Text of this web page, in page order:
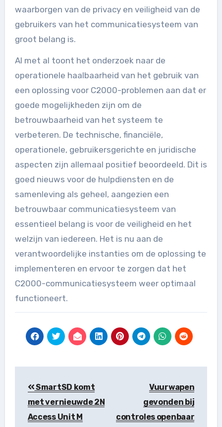
waarborgen van de privacy en veiligheid van de
gebruikers van het communicatiesysteem van
groot belang is.
Al met al toont het onderzoek naar de
operationele haalbaarheid van het gebruik van
een oplossing voor C2000-problemen aan dat er
goede mogelijkheden zijn om de
betrouwbaarheid van het systeem te
verbeteren. De technische, financiële,
operationele, gebruikersgerichte en juridische
aspecten zijn allemaal positief beoordeeld. Dit is
goed nieuws voor de hulpdiensten en de
samenleving als geheel, aangezien een
betrouwbaar communicatiesysteem van
essentieel belang is voor de veiligheid en het
welzijn van iedereen. Het is nu aan de
verantwoordelijke instanties om de oplossing te
implementeren en ervoor te zorgen dat het
C2000-communicatiesysteem weer optimaal
functioneert.
SmartSD komt
met vernieuwde 2N
Access Unit M
Vuurwapen
gevonden bij
controles openbaar